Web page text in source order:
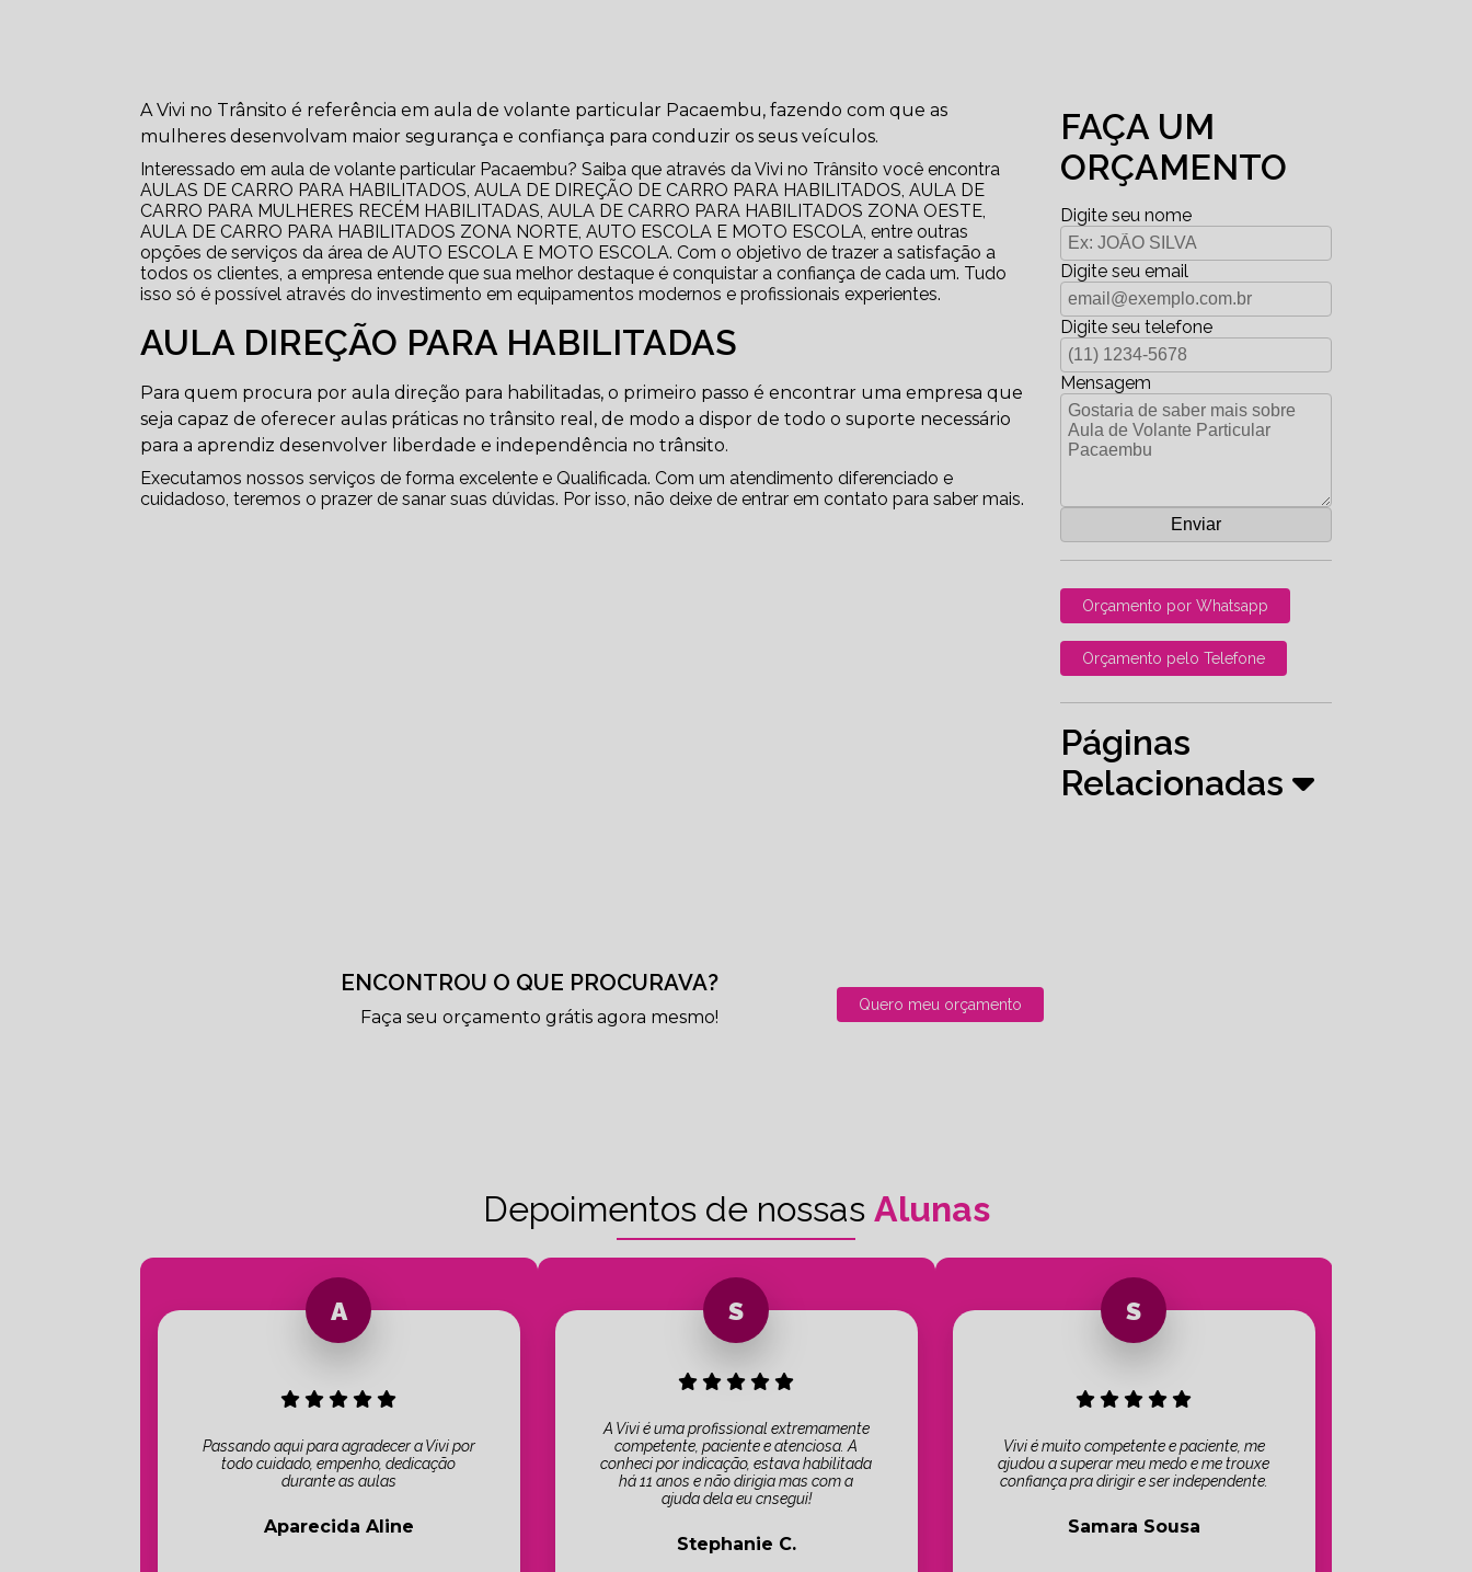
A Vivi no Trânsito é referência em aula de volante particular Pacaembu, fazendo com que as
mulheres desenvolvam maior segurança e confiança para conduzir os seus veículos.
Interessado em aula de volante particular Pacaembu? Saiba que através da Vivi no Trânsito você encontra
AULAS DE CARRO PARA HABILITADOS, AULA DE DIREÇÃO DE CARRO PARA HABILITADOS, AULA DE
CARRO PARA MULHERES RECÉM HABILITADAS, AULA DE CARRO PARA HABILITADOS ZONA OESTE,
AULA DE CARRO PARA HABILITADOS ZONA NORTE, AUTO ESCOLA E MOTO ESCOLA, entre outras
opções de serviços da área de AUTO ESCOLA E MOTO ESCOLA. Com o objetivo de trazer a satisfação a
todos os clientes, a empresa entende que sua melhor destaque é conquistar a confiança de cada um. Tudo
isso só é possível através do investimento em equipamentos modernos e profissionais experientes.
AULA DIREÇÃO PARA HABILITADAS
Para quem procura por aula direção para habilitadas, o primeiro passo é encontrar uma empresa que
seja capaz de oferecer aulas práticas no trânsito real, de modo a dispor de todo o suporte necessário
para a aprendiz desenvolver liberdade e independência no trânsito.
Executamos nossos serviços de forma excelente e Qualificada. Com um atendimento diferenciado e
cuidadoso, teremos o prazer de sanar suas dúvidas. Por isso, não deixe de entrar em contato para saber mais.
FAÇA UM
ORÇAMENTO
Digite seu nome
Digite seu email
Digite seu telefone
Mensagem
Orçamento por Whatsapp
Orçamento pelo Telefone
Páginas
Relacionadas
ENCONTROU O QUE PROCURAVA?
Faça seu orçamento grátis agora mesmo!
Quero meu orçamento
Depoimentos de nossas Alunas
Passando aqui para agradecer a Vivi por
todo cuidado, empenho, dedicação
durante as aulas
Aparecida Aline
A Vivi é uma profissional extremamente
competente, paciente e atenciosa. A
conheci por indicação, estava habilitada
há 11 anos e não dirigia mas com a
ajuda dela eu cnsegui!
Stephanie C.
Vivi é muito competente e paciente, me
ajudou a superar meu medo e me trouxe
confiança pra dirigir e ser independente.
Samara Sousa